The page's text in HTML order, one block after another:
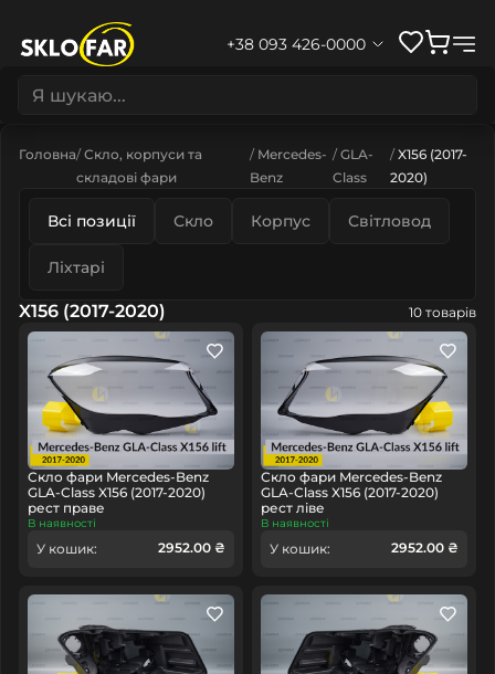
+38 093 426-0000
Головна Скло, корпуси та
складові фари
Mercedes-
Benz
GLA-
Class
X156 (2017-
2020)
Всі позиції Скло Корпус Світловод
Ліхтарі
X156 (2017-2020) 10 товарів
Скло фари Mercedes-Benz
GLA-Class X156 (2017-2020)
рест праве
В наявності
У кошик: 2952.00 ₴
Скло фари Mercedes-Benz
GLA-Class X156 (2017-2020)
рест ліве
В наявності
У кошик: 2952.00 ₴